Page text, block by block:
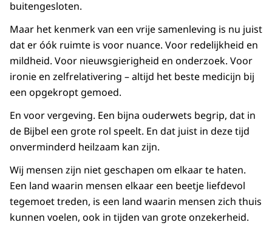
buitengesloten.
Maar het kenmerk van een vrije samenleving is nu juist
dat er óók ruimte is voor nuance. Voor redelijkheid en
mildheid. Voor nieuwsgierigheid en onderzoek. Voor
ironie en zelfrelativering – altijd het beste medicijn bij
een opgekropt gemoed.
En voor vergeving. Een bijna ouderwets begrip, dat in
de Bijbel een grote rol speelt. En dat juist in deze tijd
onverminderd heilzaam kan zijn.
Wij mensen zijn niet geschapen om elkaar te haten.
Een land waarin mensen elkaar een beetje liefdevol
tegemoet treden, is een land waarin mensen zich thuis
kunnen voelen, ook in tijden van grote onzekerheid.